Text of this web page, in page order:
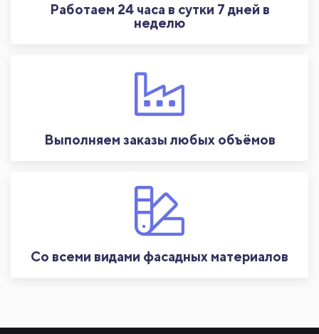
Работаем 24 часа в сутки 7 дней в
неделю
Выполняем заказы любых объёмов
Со всеми видами фасадных материалов